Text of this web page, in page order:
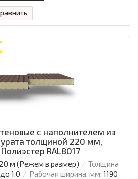
с наполнителем из
толщиной 220 мм,
RAL8017
м (Режем в размер)
Толщина
1.0 Рабочая ширина, мм: 1190